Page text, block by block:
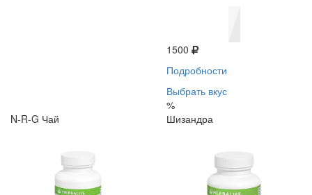
1500
Подробности
Выбрать вкус
%
N-R-G Чай
Шизандра